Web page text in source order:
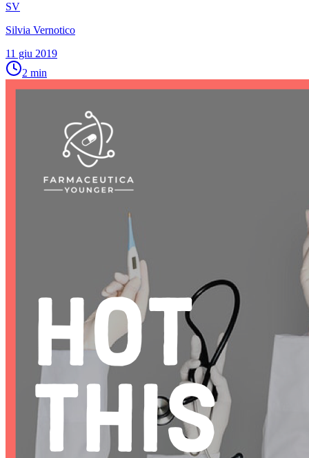
SV
Silvia Vernotico
11 giu 2019
2 min